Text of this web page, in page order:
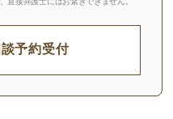
予約受付